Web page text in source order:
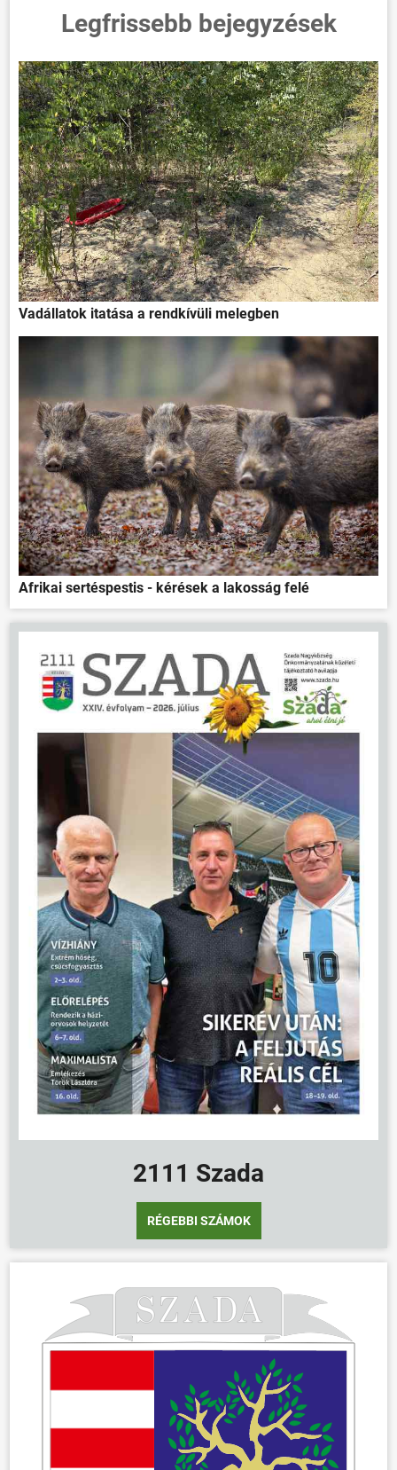
ÖNKORMÁNYZAT
ÜGYINTÉZÉS
KÖZÖSSÉG
HÍREK
Legfrissebb bejegyzések
Vadállatok itatása a rendkívüli melegben
Afrikai sertéspestis - kérések a lakosság felé
2111 Szada
RÉGEBBI SZÁMOK